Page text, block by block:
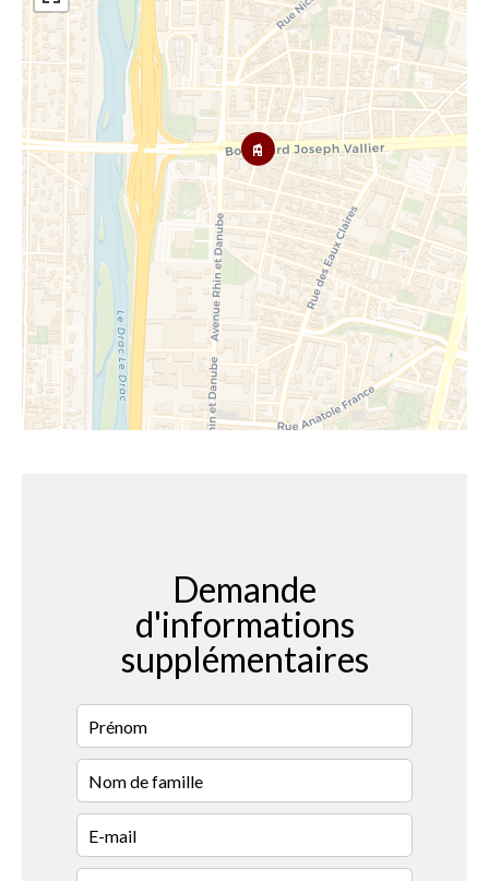
Demande
d'informations
supplémentaires